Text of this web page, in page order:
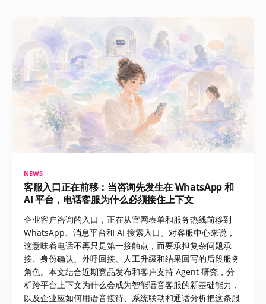
NEWS
客服入口正在前移：当咨询先发生在 WhatsApp 和
AI 平台，电话客服为什么必须接住上下文
企业客户咨询的入口，正在从官网表单和服务热线前移到
WhatsApp、消息平台和 AI 搜索入口。对客服中心来说，
这意味着电话不再只是第一接触点，而要承担复杂问题承
接、身份确认、外呼回接、人工升级和结果回写的后段服务
角色。本文结合近期竞品发布和客户支持 Agent 研究，分
析跨平台上下文为什么会成为智能语音客服的新基础能力，
以及企业应如何用语音接待、系统联动和通话分析把这条服